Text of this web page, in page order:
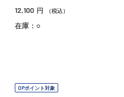
12,100 円 （税込）
在庫：○
OPポイント対象